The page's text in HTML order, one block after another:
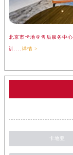
北京市卡地亚售后服务中
训.... 详情 >
卡地亚